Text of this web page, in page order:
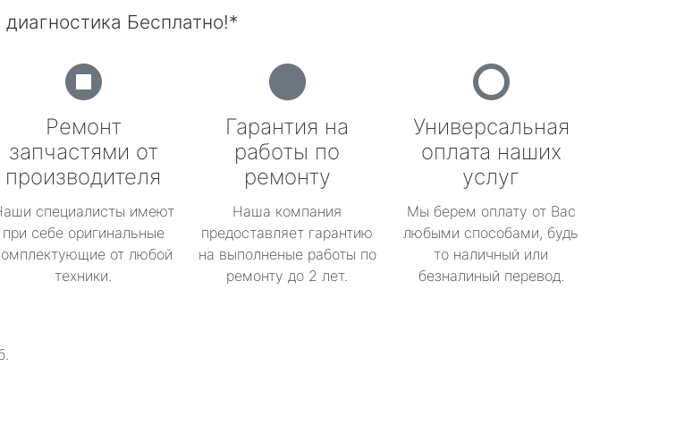
Бесплатно!*
Ремонт
запчастями от
производителя
специалисты имеют
при себе оригинальные
от любой
техники.
Гарантия на
работы по
ремонту
Наша компания
предоставляет гарантию
на выполненые работы по
ремонту до 2 лет.
Универсальная
оплата наших
услуг
Мы берем оплату от Вас
любыми способами, будь
то наличный или
безналиный перевод.